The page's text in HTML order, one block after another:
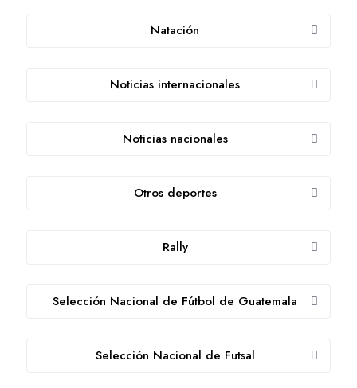
Natación
Noticias internacionales
Noticias nacionales
Otros deportes
Rally
Selección Nacional de Fútbol de Guatemala
Selección Nacional de Futsal